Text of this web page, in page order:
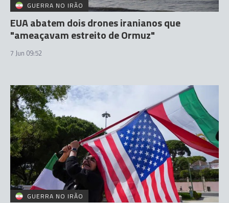
GUERRA NO IRÃO
EUA abatem dois drones iranianos que
"ameaçavam estreito de Ormuz"
7 Jun 09:52
GUERRA NO IRÃO